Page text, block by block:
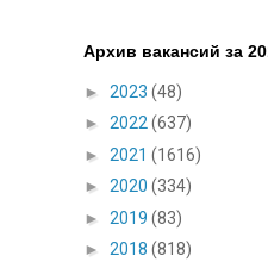
Архив вакансий за
► 2023 (48)
► 2022 (637)
► 2021 (1616)
► 2020 (334)
► 2019 (83)
► 2018 (818)